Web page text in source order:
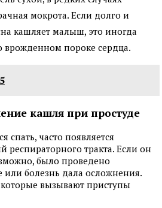
мокрота. Если долго и
кашляет малыш, это иногда
врожденном пороке сердца.
кашля при простуде
спать, часто появляется
респираторного тракта. Если он
было проведено
или болезнь дала осложнения.
вызывают приступы